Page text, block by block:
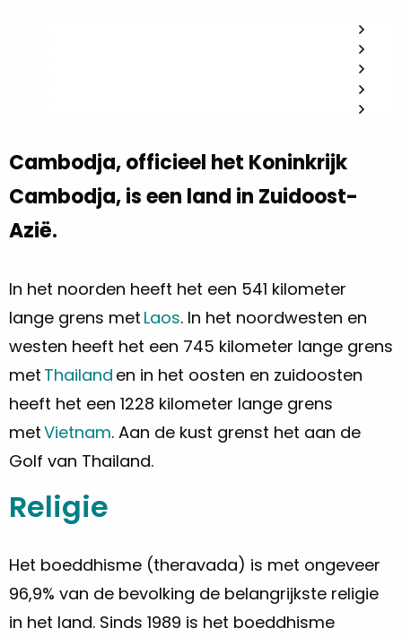
Cambodja, officieel het Koninkrijk
Cambodja, is een land in Zuidoost-
Azië.
In het noorden heeft het een 541 kilometer
lange grens met Laos. In het noordwesten en
westen heeft het een 745 kilometer lange grens
met Thailand en in het oosten en zuidoosten
heeft het een 1228 kilometer lange grens
metVietnam. Aan de kust grenst het aan de
Golf van Thailand.
Religie
Het boeddhisme (theravada) is met ongeveer
96,9% van de bevolking de belangrijkste religie
in het land. Sinds 1989 is het boeddhisme